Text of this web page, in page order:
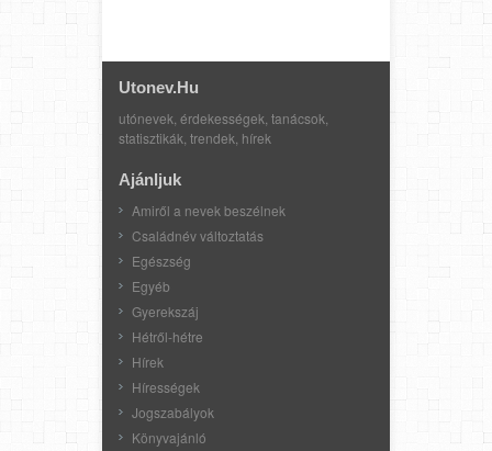
Utonev.hu
utónevek, érdekességek, tanácsok,
statisztikák, trendek, hírek
Ajánljuk
Amiről a nevek beszélnek
Családnév változtatás
Egészség
Egyéb
Gyerekszáj
Hétről-hétre
Hírek
Hírességek
Jogszabályok
Könyvajánló